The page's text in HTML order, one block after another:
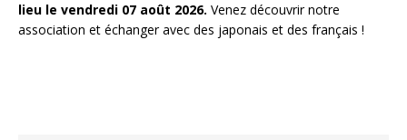
lieu le vendredi 07 août 2026. Venez découvrir notre
association et échanger avec des japonais et des français !